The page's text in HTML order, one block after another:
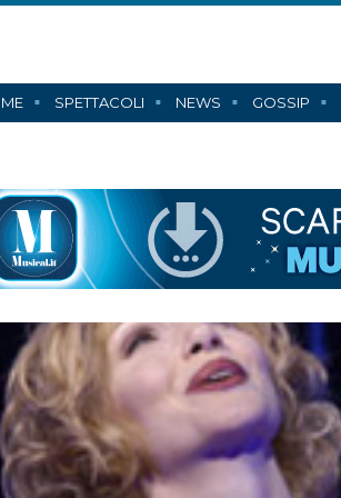
SPETTACOLI NEWS GOSSIP